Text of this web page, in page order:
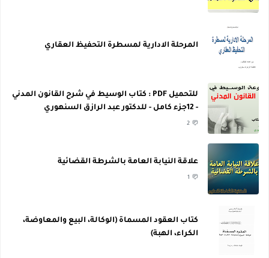
المرحلة الادارية لمسطرة التحفيظ العقاري
للتحميل PDF : كتاب الوسيط في شرح القانون المدني
- 12جزء كامل - للدكتور عبد الرازق السنهوري
2
علاقة النيابة العامة بالشرطة القضائية
1
كتاب العقود المسماة (الوكالة، البيع والمعاوضة،
الكراء، الهبة)